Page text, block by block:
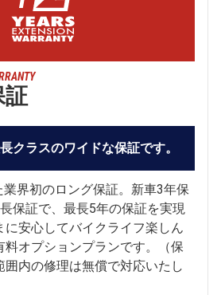
証
クラスのワイドな保証です。
界初のロング保証。新車3年保
保証で、最長5年の保証を実現
に安心してバイクライフ楽しん
料オプションプランです。（保
内の修理は無償で対応いたし